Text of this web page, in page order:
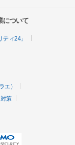
について
ィ24」
エ）
策